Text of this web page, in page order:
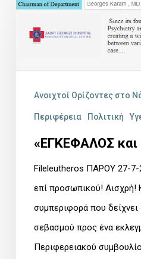
και
ΨΥΧΗ»
Ανοιχτοί Ορίζοντες στο
Περιφέρεια Πολιτική
«ΕΓΚΕΦΑΛΟΣ
Fileleutheros ΠΑΡΟΥ 27-7-
επί προσωπικού! Αισχρή!
συμπεριφορά που
σεβασμού προς ένα
Περιφερειακού